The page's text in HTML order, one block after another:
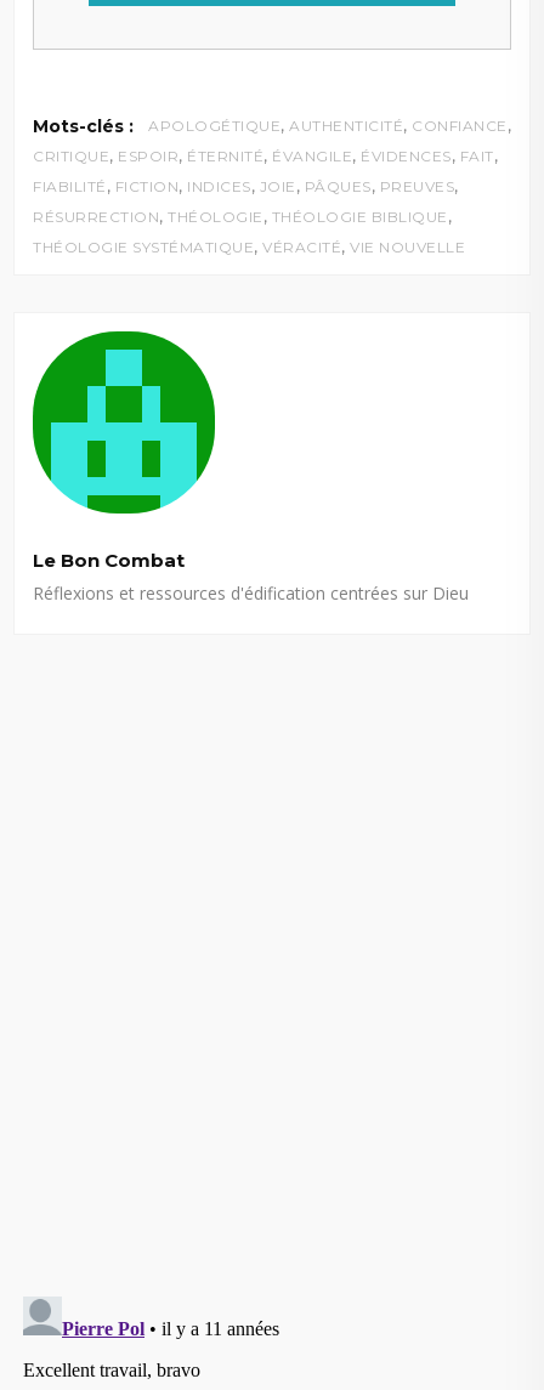
Mots-clés : APOLOGÉTIQUE,AUTHENTICITÉ, CONFIANCE ,
CRITIQUE, ESPOIR, ÉTERNITÉ, ÉVANGILE, ÉVIDENCES, FAIT,
FIABILITÉ , FICTION, INDICES, JOIE , PÂQUES, PREUVES,
RÉSURRECTION,THÉOLOGIE , THÉOLOGIE BIBLIQUE ,
THÉOLOGIE SYSTÉMATIQUE,VÉRACITÉ,VIE NOUVELLE
Le Bon Combat
Réflexions et ressources d'édification centrées sur Dieu